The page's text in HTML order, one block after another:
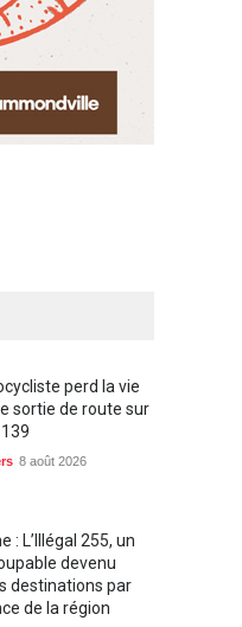
perd la vie
sortie de route sur
8 août 2026
: L’Illégal 255, un
devenu
destinations par
de la région